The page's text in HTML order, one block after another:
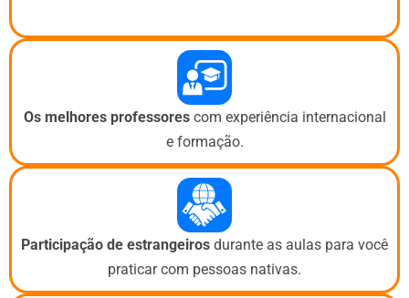
Os melhores professorescom experiência internacional
e formação.
Participação de estrangeiros durante as aulas para você
praticar com pessoas nativas.